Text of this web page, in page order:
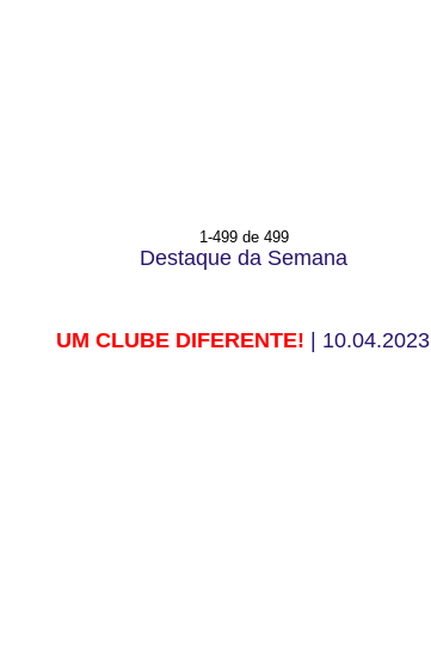
1-499 de 499
Destaque da Semana
UM CLUBE DIFERENTE! | 10.04.2023